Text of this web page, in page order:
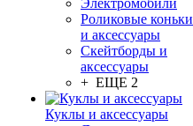
Электромобили
Роликовые коньки
и аксессуары
Скейтборды и
аксессуары
+ ЕЩЕ 2
Куклы и аксессуары